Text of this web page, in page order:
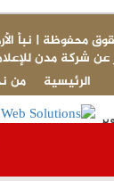
عن شركة مدن
من الرئيسية